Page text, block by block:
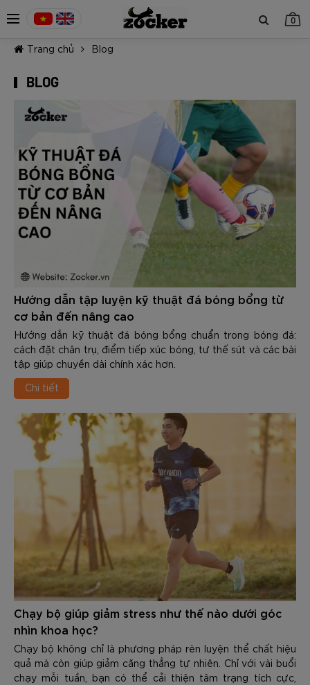
0
TIẾP TỤC MUA HÀNG
Trang chủ Blog
BLOG
Hướng dẫn tập luyện kỹ thuật đá bóng bổng từ
cơ bản đến nâng cao
Hướng dẫn kỹ thuật đá bóng bổng chuẩn trong bóng đá:
cách đặt chân trụ, điểm tiếp xúc bóng, tư thế sút và các bài
tập giúp chuyền dài chính xác hơn.
Chi tiết
Chạy bộ giúp giảm stress như thế nào dưới góc
nhìn khoa học?
Chạy bộ không chỉ là phương pháp rèn luyện thể chất hiệu
quả mà còn giúp giảm căng thẳng tự nhiên. Chỉ với vài buổi
chạy mỗi tuần, bạn có thể cải thiện tâm trạng tích cực,